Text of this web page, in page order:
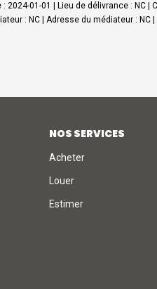
2024-01-01 | Lieu de délivrance :
: NC | Adresse du médiateur : NC |
NOS SERVICES
Acheter
Louer
Estimer